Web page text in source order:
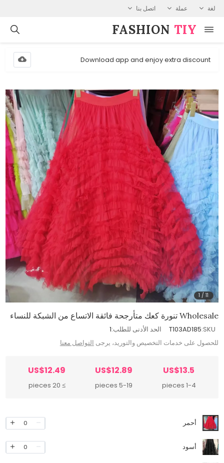
لغة عملة اتصل بنا
FASHION⁠ TIY
Download app and enjoy extra discount
1 /11
Wholesale تنورة كعك متأرجحة فائقة الاتساع من الشبكة للنساء
SKU:
T103AD185 الحد الأدنى للطلب:1
للحصول على خدمات التخصيص والتوريد، يرجى التواصل معنا
US$13.5
1-4 pieces
US$12.89
5-19 pieces
US$12.49
≥ 20 pieces
أحمر 0
أسود 0